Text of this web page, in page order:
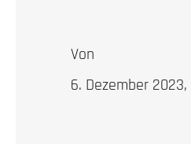
Von
6. Dezember 2023,